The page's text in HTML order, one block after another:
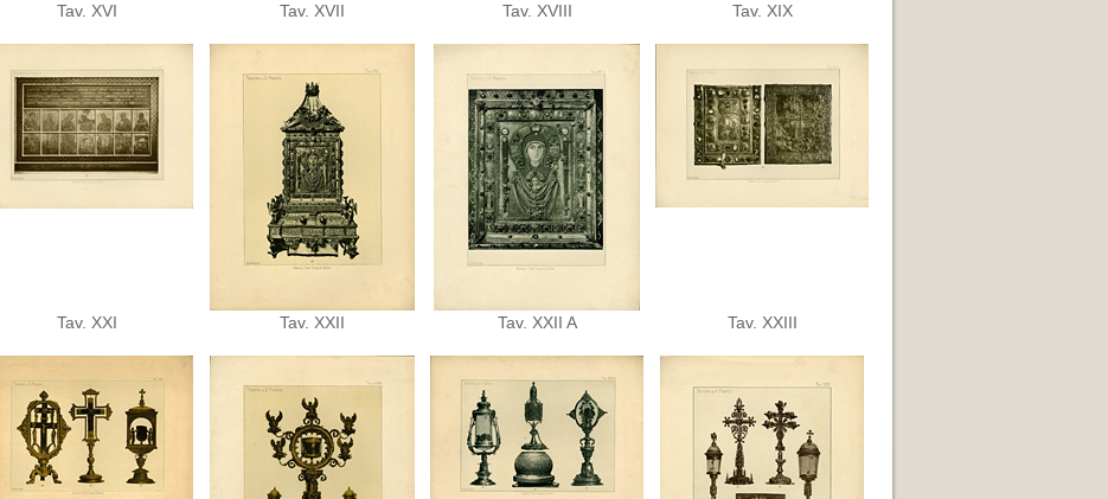
Tav. XVI Tav. XVII Tav. XVIII Tav. XIX
Tav. XXI Tav. XXII Tav. XXII A Tav. XXIII